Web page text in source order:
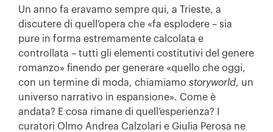
Un anno fa eravamo sempre qui, a Trieste, a
discutere di quell’opera che «fa esplodere – sia
pure in forma estremamente calcolata e
controllata – tutti gli elementi costitutivi del genere
romanzo» finendo per generare «quello che oggi,
con un termine di moda, chiamiamo storyworld, un
universo narrativo in espansione». Come è
andata? E cosa rimane di quell’esperienza? I
curatori Olmo Andrea Calzolari e Giulia Perosa ne